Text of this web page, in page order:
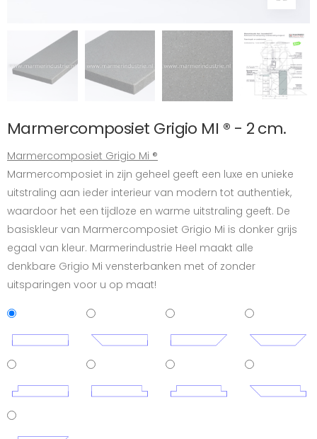
Marmercomposiet Grigio MI ® - 2 cm.
Marmercomposiet Grigio Mi ®
Marmercomposiet in zijn geheel geeft een luxe en unieke
uitstraling aan ieder interieur van modern tot authentiek,
waardoor het een tijdloze en warme uitstraling geeft. De
basiskleur van Marmercomposiet Grigio Mi is donker grijs
egaal van kleur. Marmerindustrie Heel maakt alle
denkbare Grigio Mi vensterbanken met of zonder
uitsparingen voor u op maat!